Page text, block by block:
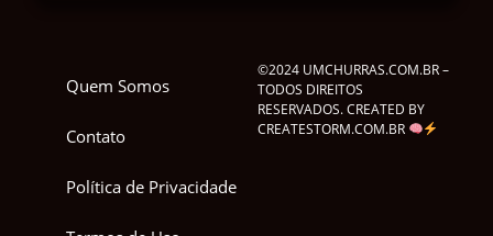
Quem Somos
Contato
Política de Privacidade
©2024 UMCHURRAS.COM.BR –
TODOS DIREITOS
RESERVADOS. CREATED BY
CREATESTORM.COM.BR